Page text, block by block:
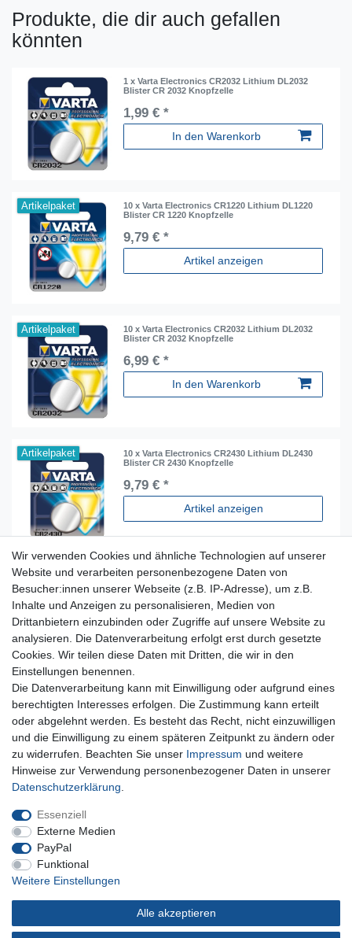
Produkte, die dir auch gefallen
könnten
1 x Varta Electronics CR2032 Lithium DL2032
Blister CR 2032 Knopfzelle
1,99 € *
In den Warenkorb
Artikelpaket
10 x Varta Electronics CR1220 Lithium DL1220
Blister CR 1220 Knopfzelle
9,79 € *
Artikel anzeigen
Artikelpaket
10 x Varta Electronics CR2032 Lithium DL2032
Blister CR 2032 Knopfzelle
6,99 € *
In den Warenkorb
Artikelpaket
10 x Varta Electronics CR2430 Lithium DL2430
Blister CR 2430 Knopfzelle
9,79 € *
Artikel anzeigen
Für Fragen zu unseren Produkten und Bestellungen
erreichen Sie uns per E-Mail oder Telefon:
+49 5741 9099422 oder
info@dein-bau-projekt.de
Versand und Zahlung
Impressum
Datenschutzerklärung
AGB
Kontakt
Infos Ratenkauf mit easyCredit
Qualität made in Germany
Schnelle & sichere Lieferung
Ideal für Selbermacher (DIY)
Widerrufs­recht
AGB Kontakt
Wir verwenden Cookies und ähnliche Technologien auf unserer
Website und verarbeiten personenbezogene Daten von
Besucher:innen unserer Webseite (z.B. IP-Adresse), um z.B.
Inhalte und Anzeigen zu personalisieren, Medien von
Drittanbietern einzubinden oder Zugriffe auf unsere Website zu
analysieren. Die Datenverarbeitung erfolgt erst durch gesetzte
Cookies. Wir teilen diese Daten mit Dritten, die wir in den
Einstellungen benennen.
Die Datenverarbeitung kann mit Einwilligung oder aufgrund eines
berechtigten Interesses erfolgen. Die Zustimmung kann erteilt
oder abgelehnt werden. Es besteht das Recht, nicht einzuwilligen
und die Einwilligung zu einem späteren Zeitpunkt zu ändern oder
zu widerrufen. Beachten Sie unser Impressum und weitere
Hinweise zur Verwendung personenbezogener Daten in unserer
Daten­schutz­erklärung
Essenziell
Externe Medien
PayPal
Funktional
Weitere Einstellungen
Alle akzeptieren